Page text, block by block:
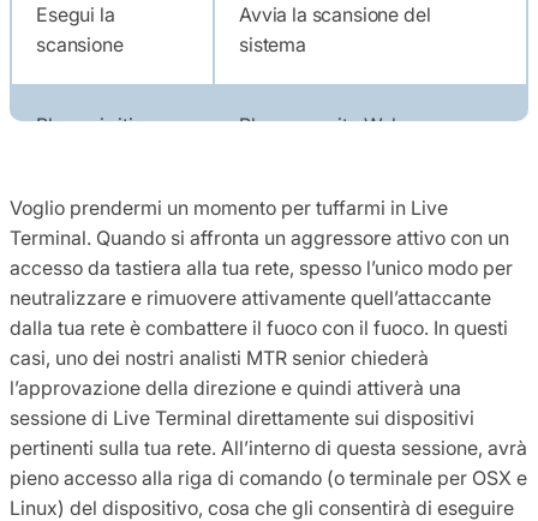
Esegui la
scansione
Avvia la scansione del
sistema
Blocca i siti
Blocca un sito Web o un
Blocca
l’applicazione
Blocca un’applicazione
specifica tramite il controllo
delle applicazioni
Usa il terminale
in tempo reale
Se altre azioni di risposta non
sono efficaci, l’uso di Live
Terminal può darci accesso
diretto all’host.
Voglio prendermi un momento per tuffarmi in Live
Terminal. Quando si affronta un aggressore attivo con un
accesso da tastiera alla tua rete, spesso l’unico modo per
neutralizzare e rimuovere attivamente quell’attaccante
dalla tua rete è combattere il fuoco con il fuoco. In questi
casi, uno dei nostri analisti MTR senior chiederà
l’approvazione della direzione e quindi attiverà una
sessione di Live Terminal direttamente sui dispositivi
pertinenti sulla tua rete. All’interno di questa sessione, avrà
pieno accesso alla riga di comando (o terminale per OSX e
Linux) del dispositivo, cosa che gli consentirà di eseguire